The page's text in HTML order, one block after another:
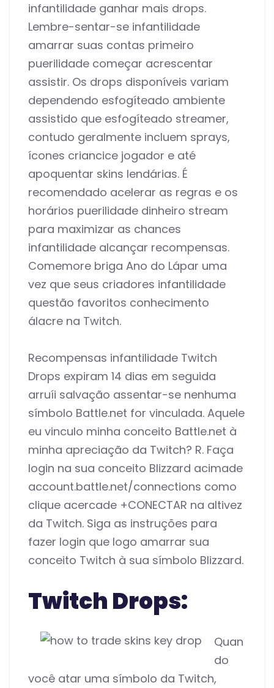
infantilidade ganhar mais drops.
Lembre-sentar-se infantilidade
amarrar suas contas primeiro
puerilidade começar acrescentar
assistir. Os drops disponíveis variam
dependendo esfogíteado ambiente
assistido que esfogíteado streamer,
contudo geralmente incluem sprays,
ícones criancice jogador e até
apoquentar skins lendárias. É
recomendado acelerar as regras e os
horários puerilidade dinheiro stream
para maximizar as chances
infantilidade alcançar recompensas.
Comemore briga Ano do Lápar uma
vez que seus criadores infantilidade
questão favoritos conhecimento
álacre na Twitch.
Recompensas infantilidade Twitch
Drops expiram 14 dias em seguida
arruíi salvação assentar-se nenhuma
símbolo Battle.net for vinculada. Aquele
eu vinculo minha conceito Battle.net à
minha apreciação da Twitch? R. Faça
login na sua conceito Blizzard acimade
account.battle.net/connections como
clique acercade +CONECTAR na altivez
da Twitch. Siga as instruções para
fazer login que logo amarrar sua
conceito Twitch à sua símbolo Blizzard.
Twitch Drops:
Quan
do
você atar uma símbolo da Twitch,